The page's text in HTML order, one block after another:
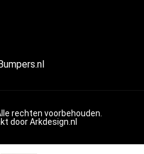
rechten voorbehouden.
doorArkdesign.nl